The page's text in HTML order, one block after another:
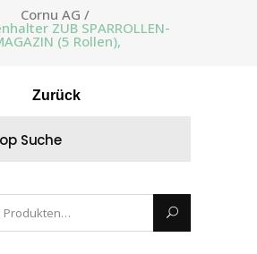
Cornu AG /
ZUB SPARROLLEN-
(5 Rollen),
Zurück
Suche